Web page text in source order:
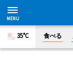
35°C 食べる